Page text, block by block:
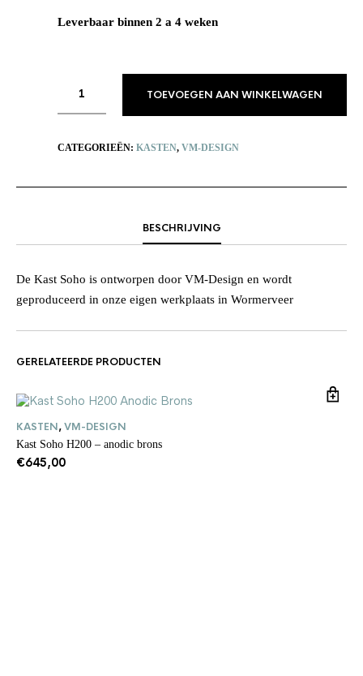
Leverbaar binnen 2 a 4 weken
TOEVOEGEN AAN WINKELWAGEN
CATEGORIEËN: KASTEN, VM-DESIGN
BESCHRIJVING
De Kast Soho is ontworpen door VM-Design en wordt
geproduceerd in onze eigen werkplaats in Wormerveer
GERELATEERDE PRODUCTEN
KASTEN,VM-DESIGN
Kast Soho H200 – anodic brons
€645,00